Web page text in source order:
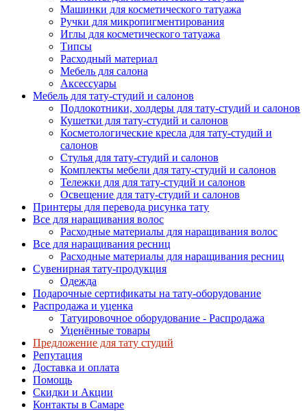
Машинки для косметического татуажа
Ручки для микропигментирования
Иглы для косметического татуажа
Типсы
Расходный материал
Мебель для салона
Аксессуары
Мебель для тату-студий и салонов
Подлокотники, холдеры для тату-студий и салонов
Кушетки для тату-студий и салонов
Косметологические кресла для тату-студий и
салонов
Стулья для тату-студий и салонов
Комплекты мебели для тату-студий и салонов
Тележки для для тату-студий и салонов
Освещение для тату-студий и салонов
Принтеры для перевода рисунка тату
Все для наращивания волос
Расходные материалы для наращивания волос
Все для наращивания ресниц
Расходные материалы для наращивания ресниц
Сувенирная тату-продукция
Одежда
Подарочные сертификаты на тату-оборудование
Распродажа и уценка
Татуировочное оборудование - Распродажа
Уценённые товары
Предложение для тату студий
Репутация
Доставка и оплата
Помощь
Скидки и Акции
Контакты в Самаре